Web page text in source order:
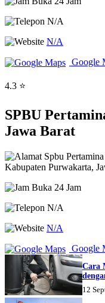
N/A
N/A
Google
4.3 ⭐
SPBU
Jawa Barat
Spbu
Kabupaten Purwakarta,
Buka 24 Jam
N/A
N/A
Google
Cara
12